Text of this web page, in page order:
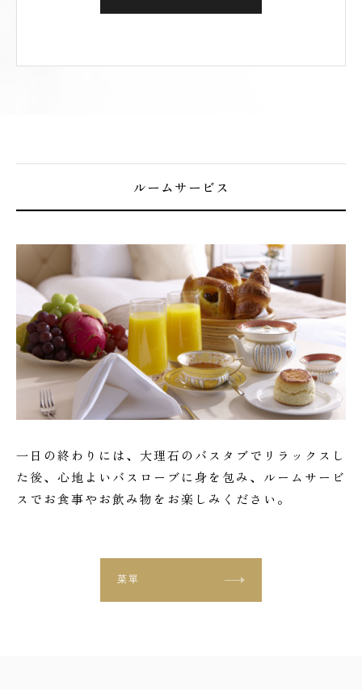
ルームサービス
一日の終わりには、大理石のバスタブでリラックスし
た後、心地よいバスローブに身を包み、ルームサービ
スでお食事やお飲み物をお楽しみください。
菜單